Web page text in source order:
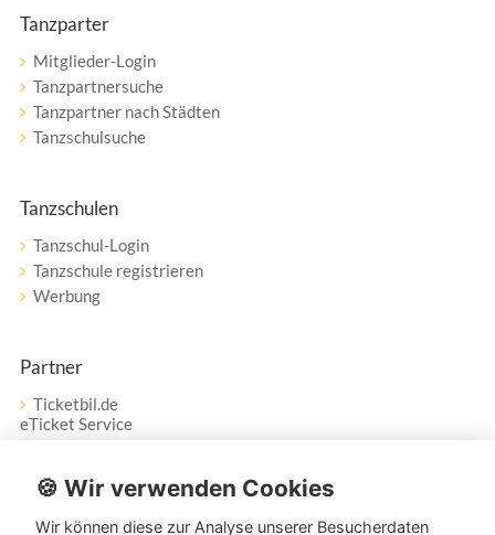
Tanzparter
Mitglieder-Login
Tanzpartnersuche
Tanzpartner nach Städten
Tanzschulsuche
Tanzschulen
Tanzschul-Login
Tanzschule registrieren
Werbung
Partner
Ticketbil.de
eTicket Service
Vertrag widerrufen
🍪 Wir verwenden Cookies
Wir können diese zur Analyse unserer Besucherdaten